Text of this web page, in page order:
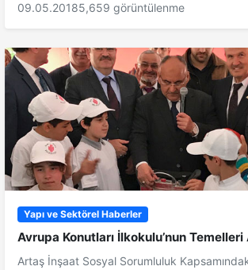
09.05.20185,659 görüntülenme
Yapı ve Sektörel Haberler
Avrupa Konutları İlkokulu’nun Temelleri
Artaş İnşaat Sosyal Sorumluluk